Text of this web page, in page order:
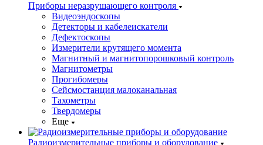
Приборы неразрушающего контроля
Видеоэндоскопы
Детекторы и кабелеискатели
Дефектоскопы
Измерители крутящего момента
Магнитный и магнитопорошковый контроль
Магнитометры
Прогибомеры
Сейсмостанция малоканальная
Тахометры
Твердомеры
Еще
Радиоизмерительные приборы и оборудование